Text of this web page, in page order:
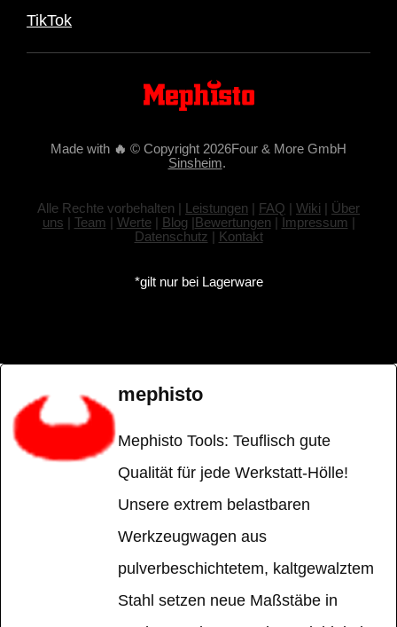
TikTok
Made with 🔥 © Copyright 2026Four & More GmbH
Sinsheim.
Alle Rechte vorbehalten | Leistungen | FAQ | Wiki | Über
uns | Team | Werte| Blog |Bewertungen | Impressum |
Datenschutz | Kontakt
*gilt nur bei Lagerware
mephisto
Mephisto Tools: Teuflisch gute
Qualität für jede Werkstatt-Hölle!
Unsere extrem belastbaren
Werkzeugwagen aus
pulverbeschichtetem, kaltgewalztem
Stahl setzen neue Maßstäbe in